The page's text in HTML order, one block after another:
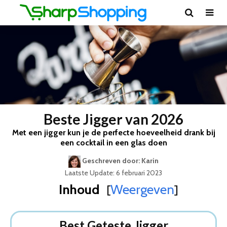
Beste Jigger van 2026
Met een jigger kun je de perfecte hoeveelheid drank bij
een cocktail in een glas doen
Geschreven door: Karin
Laatste Update: 6 februari 2023
Inhoud [Weergeven]